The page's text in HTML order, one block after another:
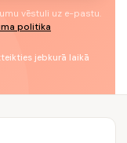
vēstuli uz e-pastu.
politika
jebkurā laikā